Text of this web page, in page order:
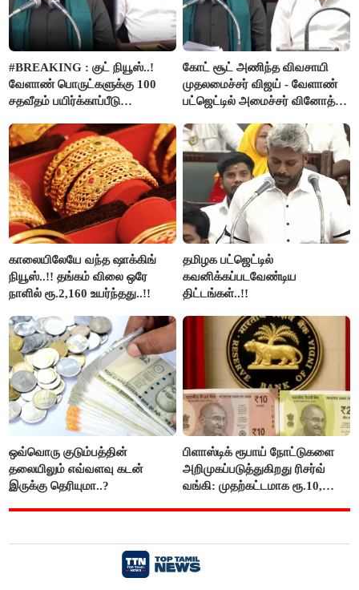
#BREAKING : குட் நியூஸ்..!
வேளாண் பொருட்களுக்கு 100
சதவீதம் பயிர்க்காப்பீடு
வினோத்..!
கோட் சூட் அணிந்த விவசாயி
முதலமைச்சர் விஜய் - வேளாண்
பட்ஜெட்டில் அமைச்சர் வினோத்
காலையிலேயே வந்த ஷாக்கிங்
நியூஸ்..!! தங்கம் விலை ஒரே
நாளில் ரூ.2,160 உயர்ந்தது..!!
தமிழக பட்ஜெட்டில்
கவனிக்கப்படவேண்டிய
திட்டங்கள்..!!
ஒவ்வொரு குடும்பத்தின்
தலையிலும் எவ்வளவு கடன்
இருக்கு தெரியுமா..?
பிளாஸ்டிக் ரூபாய் நோட்டுகளை
அறிமுகப்படுத்துகிறது ரிசர்வ்
வங்கி: முதற்கட்டமாக ரூ.10,